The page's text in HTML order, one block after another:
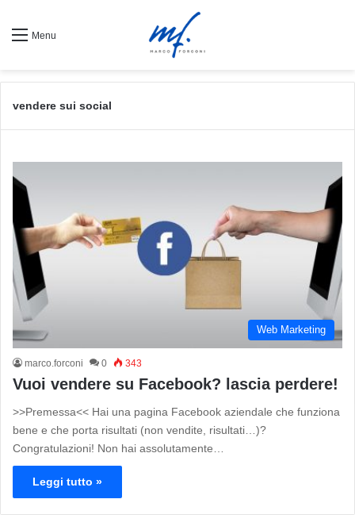
Menu
vendere sui social
Web Marketing
marco.forconi 0 343
Vuoi vendere su Facebook? lascia perdere!
>>Premessa<< Hai una pagina Facebook aziendale che funziona
bene e che porta risultati (non vendite, risultati…)?
Congratulazioni! Non hai assolutamente…
Leggi tutto »